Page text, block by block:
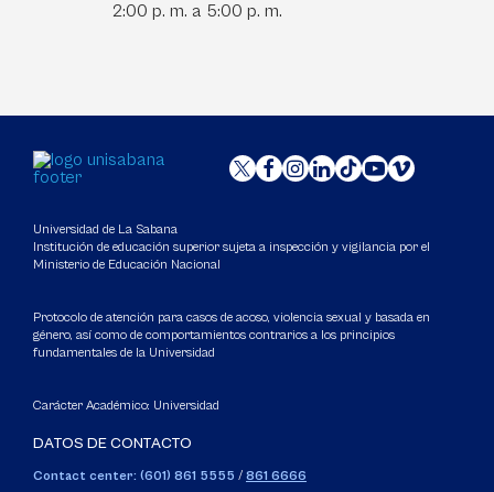
2:00 p. m. a 5:00 p. m.
Universidad de La Sabana
Institución de educación superior sujeta a inspección y vigilancia por el
Ministerio de Educación Nacional
Protocolo de atención para casos de acoso, violencia sexual y basada en
género, así como de comportamientos contrarios a los principios
fundamentales de la Universidad
Carácter Académico: Universidad
DATOS DE CONTACTO
Contact center: (601) 861 5555 / 861 6666